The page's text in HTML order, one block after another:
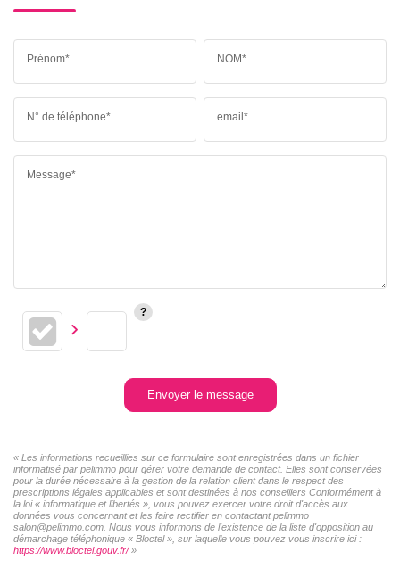
Prénom* NOM*
N° de téléphone* email*
Message*
Envoyer le message
« Les informations recueillies sur ce formulaire sont enregistrées dans un fichier
informatisé par pelimmo pour gérer votre demande de contact. Elles sont conservées
pour la durée nécessaire à la gestion de la relation client dans le respect des
prescriptions légales applicables et sont destinées à nos conseillers Conformément à
la loi « informatique et libertés », vous pouvez exercer votre droit d'accès aux
données vous concernant et les faire rectifier en contactant pelimmo
salon@pelimmo.com. Nous vous informons de l'existence de la liste d'opposition au
démarchage téléphonique « Bloctel », sur laquelle vous pouvez vous inscrire ici :
https://www.bloctel.gouv.fr/»